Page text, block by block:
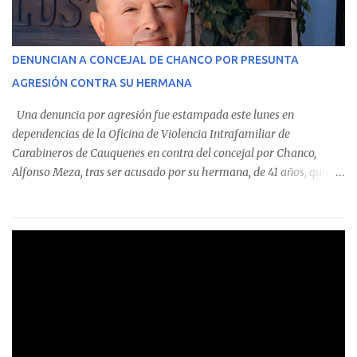
identificó a cuatro funcionarios involucrados en este tipo de
operaciones. Asimismo, se precisa que uno de los casos
corresponde a un funcionario de la Municipalidad de Chanco,
detectaron incumplimientos a la normativa vigente. El informe
precisa que la mayor cantidad de dinero apostado se registró en
Talca, donde...
DENUNCIAN A CONCEJAL DE CHANCO POR PRESUNTA
AGRESIÓN CONTRA SU HERMANA
Una denuncia por agresión fue estampada este lunes en
dependencias de la Oficina de Violencia Intrafamiliar de
Carabineros de Cauquenes en contra del concejal por Chanco,
Alfonso Meza, tras ser acusado por su hermana, de 41 años, quien
relató que los hechos ocurrieron cerca de las 11:30 horas en el